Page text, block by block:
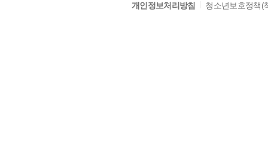
개인정보처리방침 청소년보호정책(